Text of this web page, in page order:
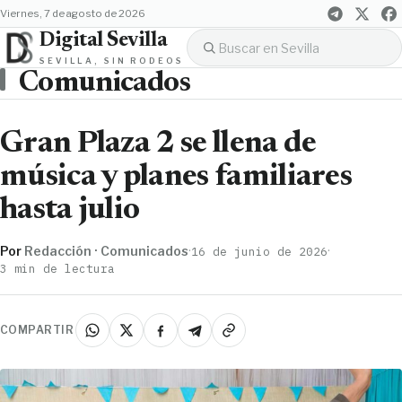
viernes, 7 de agosto de 2026
Digital Sevilla
SEVILLA, SIN RODEOS
Comunicados
Gran Plaza 2 se llena de
música y planes familiares
hasta julio
Por Redacción · Comunicados·16 de junio de 2026·
3 min de lectura
COMPARTIR